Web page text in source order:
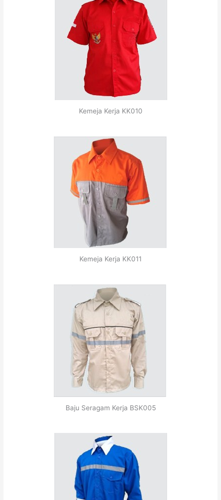
Kemeja Kerja KK010
Kemeja Kerja KK011
Baju Seragam Kerja BSK005